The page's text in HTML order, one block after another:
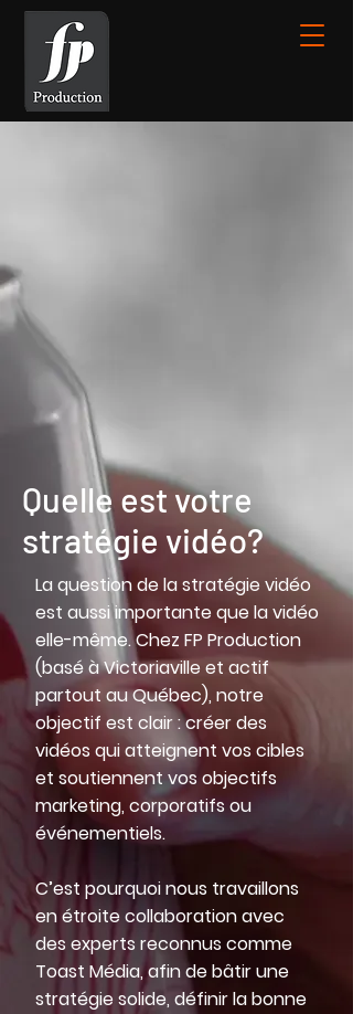
Quelle est votre
stratégie vidéo?
La question de la stratégie vidéo
est aussi importante que la vidéo
elle-même. Chez FP Production
(basé à Victoriaville et actif
partout au Québec), notre
objectif est clair : créer des
vidéos qui atteignent vos cibles
et soutiennent vos objectifs
marketing, corporatifs ou
événementiels.
C’est pourquoi nous travaillons
en étroite collaboration avec
des experts reconnus comme
Toast Média, afin de bâtir une
stratégie solide, définir la bonne